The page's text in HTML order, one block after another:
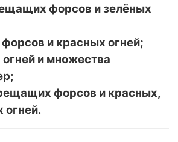
форсов и зелёных
и красных огней;
и множества
форсов и красных,
огней.